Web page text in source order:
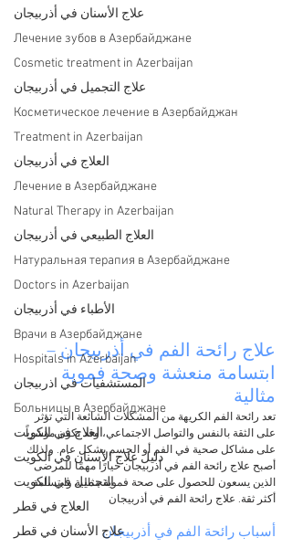
علاج الأسنان في أذربيجان
Лечение зубов в Азербайджане
Cosmetic treatment in Azerbaijan
علاج التجميل في أذربيجان
Косметическое лечение в Азербайджан
Treatment in Azerbaijan
العلاج في أذربيجان
Лечение в Азербайджане
Natural Therapy in Azerbaijan
العلاج الطبيعي في أذربيجان
Натуральная терапия в Азербайджане
Doctors in Azerbaijan
الأطباء في أذربيجان
Врачи в Азербайджане
Hospitals in Azerbaijan
المستشفيات في اذربيجان
Больницы в Азербайджане
العلاج في الكويت
دليل علاج الأسنان في الكويت
التجميل في الكويت
العلاج في قطر
علاج الأسنان في قطر
علاج رائحة الفم في أذربيجان –
ابتسامة منعشة وصحة فموية
مثالية
تعد رائحة الفم الكريهة من المشكلات الشائعة التي تؤثر
على الثقة بالنفس والتواصل الاجتماعي، وقد تكون مؤشراً
على مشاكل صحية في الفم أو الجسم بشكل عام. ولذلك
أصبح علاج رائحة الفم في أذربيجان خيارًا مهمًا للمرضى
الذين يسعون للحصول على صحة فموية مثالية وابتسامة
أكثر ثقة. علاج رائحة الفم في أذربيجان
أسباب رائحة الفم في أذربيجان